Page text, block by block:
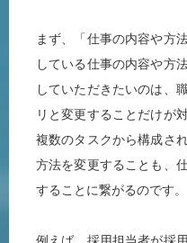
まず、「仕事の内容や方
している仕事の内容や方
していただきたいのは、
リと変更することだけが
複数のタスクから構成さ
方法を変更することも、
することに繋がるのです。